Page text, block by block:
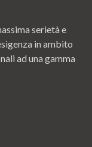
serietà e
in ambito
ad una gamma